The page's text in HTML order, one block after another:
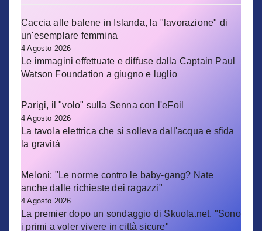
Caccia alle balene in Islanda, la "lavorazione" di
un'esemplare femmina
4 Agosto 2026
Le immagini effettuate e diffuse dalla Captain Paul
Watson Foundation a giugno e luglio
Parigi, il "volo" sulla Senna con l'eFoil
4 Agosto 2026
La tavola elettrica che si solleva dall'acqua e sfida
la gravità
Meloni: "Le norme contro le baby-gang? Nate
anche dalle richieste dei ragazzi"
4 Agosto 2026
La premier dopo un sondaggio di Skuola.net. "Sono
i primi a voler vivere in città sicure"